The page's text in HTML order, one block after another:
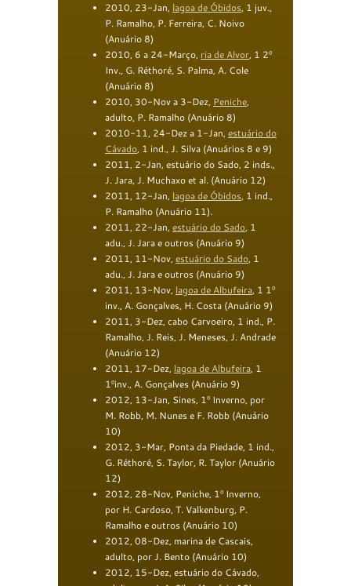
2010, 23-Jan, lagoa de Óbidos, 1 juv.,
P. Ramalho, P. Ferreira, C. Noivo
(Anuário 8)
2010, 6 a 24-Março, ria de Alvor, 1 2º
Inv., G. Réthoré, S. Palma, A. Cole
(Anuário 8)
2010, 30-Nov a 3-Dez, Peniche,
adulto, P. Ramalho (Anuário 8)
2010-11, 24-Deza 1-Jan, estuário do
Cávado, 1 ind., J. Silva (Anuários 8 e 9)
2011, 2-Jan, estuário do Sado, 2 inds.,
J. Jara, J. Muchaxo et al. (Anuário 12)
2011, 12-Jan, lagoa de Óbidos, 1 ind.,
P. Ramalho (Anuário 11).
2011, 22-Jan, estuário do Sado, 1
adu., J. Jara e outros (Anuário 9)
2011, 11-Nov, estuário do Sado, 1
adu., J. Jara e outros (Anuário 9)
2011, 13-Nov, lagoa de Albufeira, 1 1º
inv., A. Gonçalves, H. Costa (Anuário 9)
2011, 3-Dez, cabo Carvoeiro, 1 ind., P.
Ramalho, J. Reis, J. Meneses, J. Andrade
(Anuário 12)
2011, 17-Dez, lagoa de Albufeira, 1
1ºinv., A. Gonçalves (Anuário 9)
2012, 13-Jan, Sines, 1º Inverno, por
M. Robb, M. Nunes e F. Robb (Anuário
10)
2012, 3-Mar, Ponta da Piedade, 1 ind.,
G. Réthoré, S. Taylor, R. Taylor (Anuário
12)
2012, 28-Nov, Peniche, 1º Inverno,
por H. Cardoso, T. Valkenburg, P.
Ramalho e outros (Anuário 10)
2012, 08-Dez, marina de Cascais,
adulto, por J. Bento (Anuário 10)
2012, 15-Dez, estuário do Cávado,